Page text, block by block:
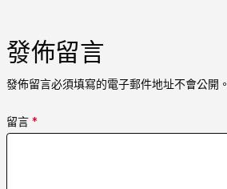
發佈留言
發佈留言必須填寫的電子郵件地址不會公開。
留言 *